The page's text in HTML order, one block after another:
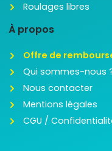
Roulages libres
À propos
Offre de
Qui sommes-nous
Nous contacter
Mentions légales
CGU /